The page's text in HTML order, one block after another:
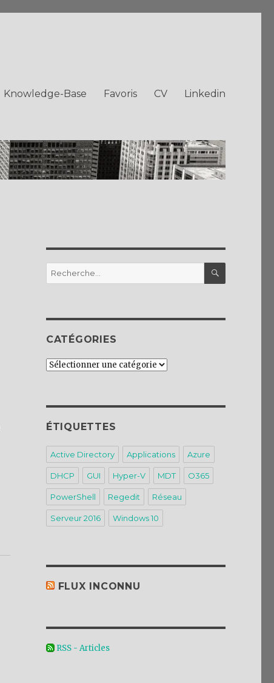
Knowledge-Base Favoris CV Linkedin
Recherche
pour :
CATÉGORIES
Catégories
ÉTIQUETTES
Active Directory Applications Azure
DHCP GUI Hyper-V MDT O365
PowerShell Regedit Réseau
Serveur 2016 Windows 10
FLUX INCONNU
RSS - Articles